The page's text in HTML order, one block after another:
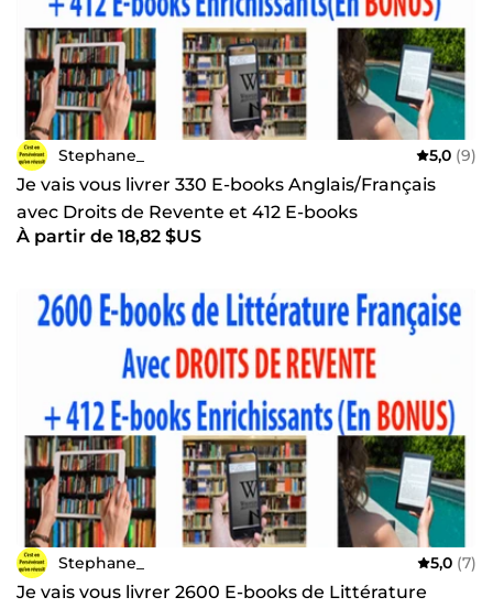
Stephane_ 5,0 (9)
Je vais vous livrer 330 E-books Anglais/Français
avec Droits de Revente et 412 E-books
À partir de 18,82 $US
Stephane_ 5,0 (7)
Je vais vous livrer 2600 E-books de Littérature